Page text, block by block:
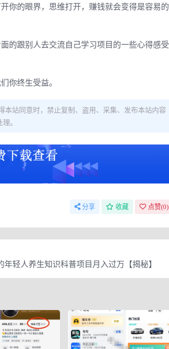
你的眼界，思维打开，赚钱就会变得是容易的
的跟别人去交流自己学习项目的一些心得感受
你终生受益。
站同意时，禁止复制、盗用、采集、发布本站内容
。
分享 收藏 点赞(0)
年轻人养生知识科普项目月入过万【揭秘】